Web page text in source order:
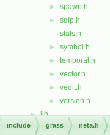
► spawn.h
►
sqlp.h
stats.h
► symbol.h
► temporal.h
► vector.h
► vedit.h
► version.h
► lib
► msvc
include grass neta.h